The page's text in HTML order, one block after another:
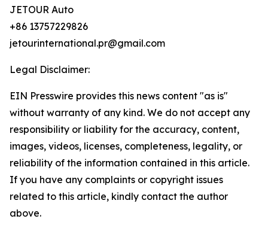
JETOUR Auto
+86 13757229826
jetourinternational.pr@gmail.com
Legal Disclaimer:
EIN Presswire provides this news content "as is"
without warranty of any kind. We do not accept any
responsibility or liability for the accuracy, content,
images, videos, licenses, completeness, legality, or
reliability of the information contained in this article.
If you have any complaints or copyright issues
related to this article, kindly contact the author
above.